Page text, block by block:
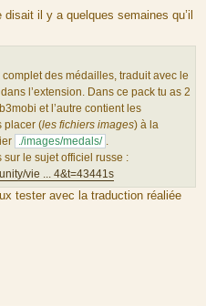
disait il y a quelques semaines qu’il
des médailles, traduit avec le
l’extension. Dans ce pack tu as 2
et l’autre contient les
placer (les fichiers images) à la
./images/medals/ .
le sujet officiel russe :
vie ... 4&t=43441s
tester avec la traduction réaliée